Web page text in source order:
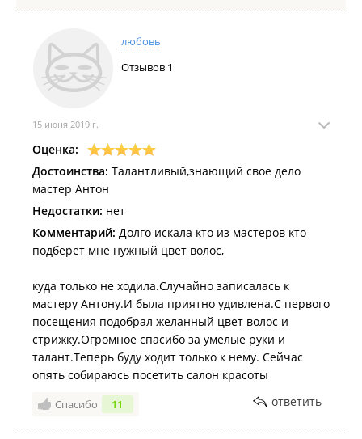
любовь
Отзывов 1
15 июня 2019 г.
Оценка:
Достоинства: Талантливый,знающий свое дело
мастер Антон
Недостатки: нет
Комментарий: Долго искала кто из мастеров кто
подберет мне нужный цвет волос,
куда только не ходила.Случайно записалась к
мастеру Антону.И была приятно удивлена.С первого
посещения подобрал желанный цвет волос и
стрижку.Огромное спасибо за умелые руки и
талант.Теперь буду ходит только к нему. Сейчас
опять собираюсь посетить салон красоты
Спасибо 11 ответить